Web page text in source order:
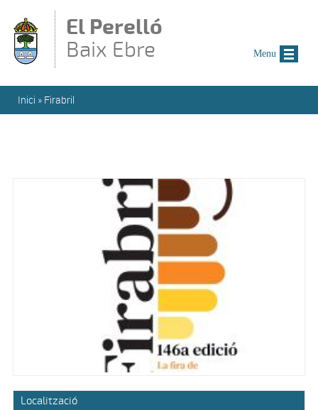
El Perelló
Baix Ebre
Esteu aquí
Inici » Firabril
Localització
Menu